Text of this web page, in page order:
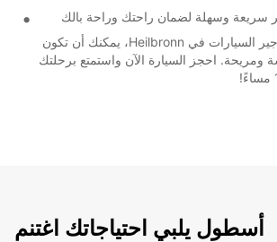
سريعة وسهلة لضمان راحتك وراحة بالك
باختيار Europcar لتأجير السيارات في Heilbronn، يمكنك أن تكون
ومريحة. احجز السيارة الآن واستمتع برحلتك
أسطول يلبي احتياجاتك اغتنم